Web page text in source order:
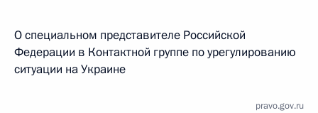
О специальном представителе Российской
Федерации в Контактной группе по урегулированию
ситуации на Украине
pravo.gov.ru